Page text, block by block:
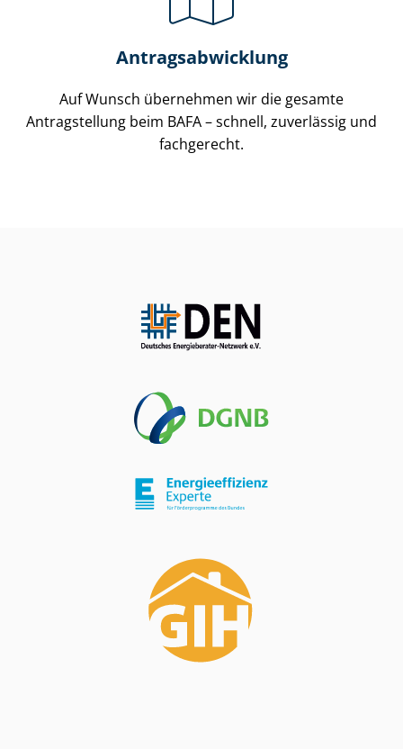
An­trags­ab­wick­lung
Auf Wunsch übernehmen wir die gesamte
Antragstellung beim BAFA – schnell, zuverlässig und
fachgerecht.